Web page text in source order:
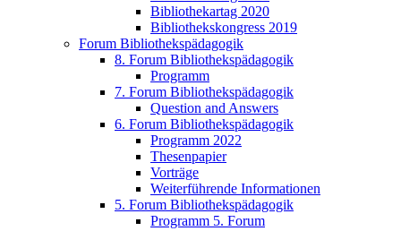
Bibliothekartag 2020
Bibliothekskongress 2019
Forum Bibliothekspädagogik
8. Forum Bibliothekspädagogik
Programm
7. Forum Bibliothekspädagogik
Question and Answers
6. Forum Bibliothekspädagogik
Programm 2022
Thesenpapier
Vorträge
Weiterführende Informationen
5. Forum Bibliothekspädagogik
Programm 5. Forum